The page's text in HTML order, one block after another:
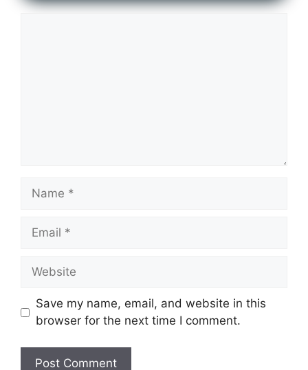
Name
Email
Website
Save my name, email, and website in this
browser for the next time I comment.